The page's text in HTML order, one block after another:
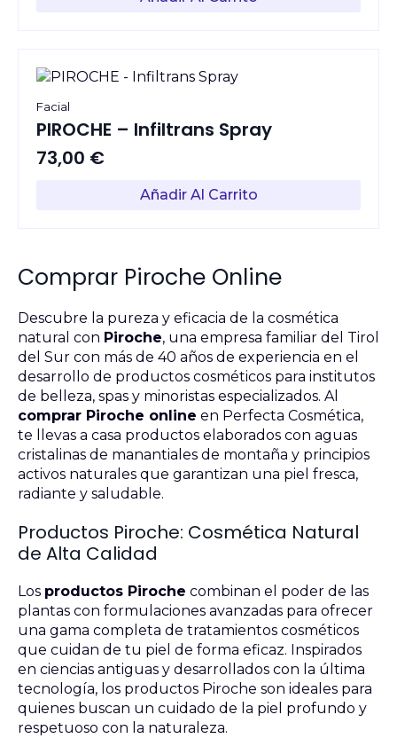
Facial
PIROCHE – Infiltrans Spray
73,00 €
Añadir Al Carrito
Comprar Piroche Online
Descubre la pureza y eficacia de la cosmética
natural con Piroche, una empresa familiar del Tirol
del Sur con más de 40 años de experiencia en el
desarrollo de productos cosméticos para institutos
de belleza, spas y minoristas especializados. Al
comprar Piroche online en Perfecta Cosmética,
te llevas a casa productos elaborados con aguas
cristalinas de manantiales de montaña y principios
activos naturales que garantizan una piel fresca,
radiante y saludable.
Productos Piroche: Cosmética Natural
de Alta Calidad
Los productos Piroche combinan el poder de las
plantas con formulaciones avanzadas para ofrecer
una gama completa de tratamientos cosméticos
que cuidan de tu piel de forma eficaz. Inspirados
en ciencias antiguas y desarrollados con la última
tecnología, los productos Piroche son ideales para
quienes buscan un cuidado de la piel profundo y
respetuoso con la naturaleza.